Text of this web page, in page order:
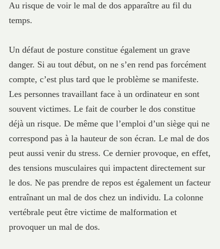
Au risque de voir le mal de dos apparaître au fil du
temps.
Un défaut de posture constitue également un grave
danger. Si au tout début, on ne s’en rend pas forcément
compte, c’est plus tard que le problème se manifeste.
Les personnes travaillant face à un ordinateur en sont
souvent victimes. Le fait de courber le dos constitue
déjà un risque. De même que l’emploi d’un siège qui ne
correspond pas à la hauteur de son écran. Le mal de dos
peut aussi venir du stress. Ce dernier provoque, en effet,
des tensions musculaires qui impactent directement sur
le dos. Ne pas prendre de repos est également un facteur
entraînant un mal de dos chez un individu. La colonne
vertébrale peut être victime de malformation et
provoquer un mal de dos.